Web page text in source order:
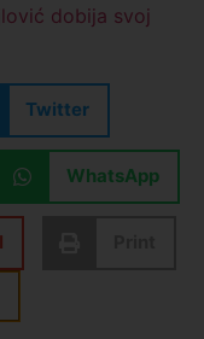
dobija svoj
Twitter
WhatsApp